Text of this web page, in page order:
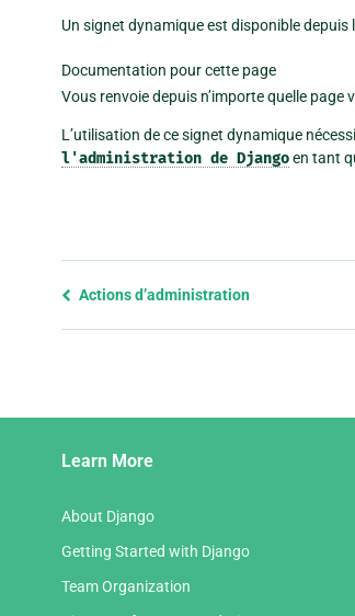
Un signet dynamique est disponible depuis
Documentation pour cette page
Vous renvoie depuis n’importe quelle
L’utilisation de ce signet dynamique
l'administration de Djangoen tant
Previous
Actions d’administration
Learn More
About Django
Getting Started with Django
Team Organization